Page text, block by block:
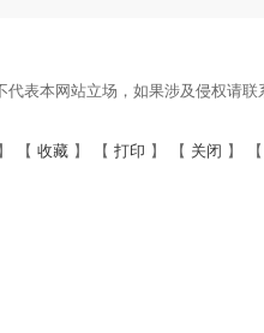
表本网站立场，如果涉及侵权请
】 【 收藏 】 【 打印 】 【 关闭 】